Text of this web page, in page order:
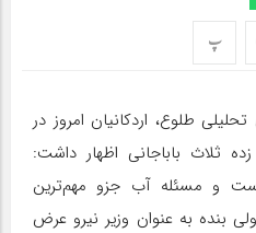
پ
طلوع، اردکانیان امروز در
ثلاث باباجانی اظهار داشت:
و مسئله آب جزو مهم‌ترین
بنده به عنوان وزیر نیرو عرض